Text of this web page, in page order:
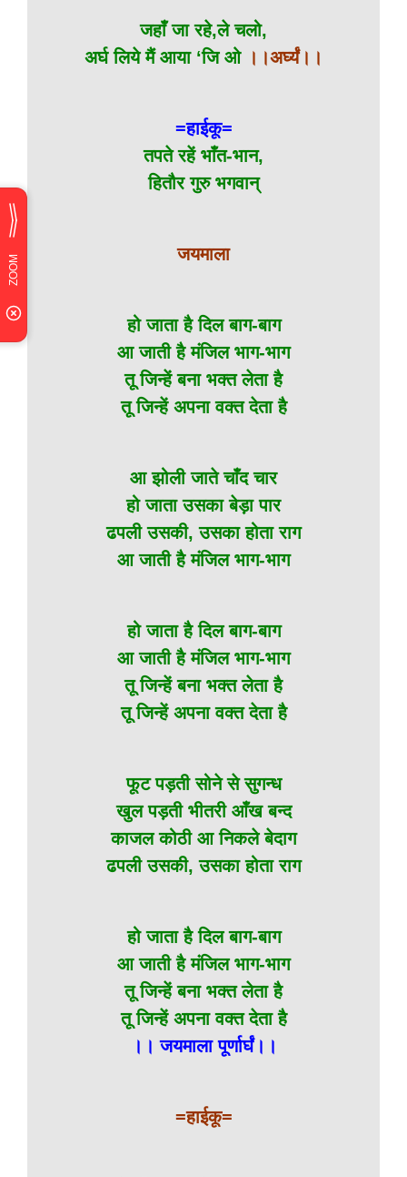
जहाँ जा रहे,ले चलो,
अर्घ लिये मैं आया ‘जि ओ ।।अर्घ्यं।।
=हाईकू=
तपते रहें भाँत-भान,
हितौर गुरु भगवान्
जयमाला
हो जाता है दिल बाग-बाग
आ जाती है मंजिल भाग-भाग
तू जिन्हें बना भक्त लेता है
तू जिन्हें अपना वक्त देता है
आ झोली जाते चाँद चार
हो जाता उसका बेड़ा पार
ढपली उसकी, उसका होता राग
आ जाती है मंजिल भाग-भाग
हो जाता है दिल बाग-बाग
आ जाती है मंजिल भाग-भाग
तू जिन्हें बना भक्त लेता है
तू जिन्हें अपना वक्त देता है
फूट पड़ती सोने से सुगन्ध
खुल पड़ती भीतरी आँख बन्द
काजल कोठी आ निकले बेदाग
ढपली उसकी, उसका होता राग
हो जाता है दिल बाग-बाग
आ जाती है मंजिल भाग-भाग
तू जिन्हें बना भक्त लेता है
तू जिन्हें अपना वक्त देता है
।। जयमाला पूर्णार्घं।।
=हाईकू=